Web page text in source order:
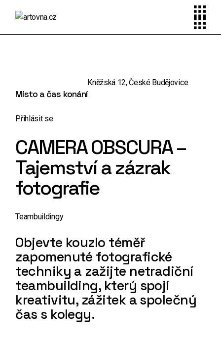
Místo a čas konání
Kněžská 12, České Budějovice
Přihlásit se
CAMERA OBSCURA –
Tajemství a zázrak
fotografie
Teambuildingy
Objevte kouzlo téměř
zapomenuté fotografické
techniky a zažijte netradiční
teambuilding, který spojí
kreativitu, zážitek a společný
čas s kolegy.